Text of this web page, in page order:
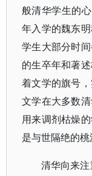
般清华学生的
年入学的魏东
学生大部分时
的生卒年和著
着文学的旗号
文学在大多数
用来调剂枯燥
是与世隔绝的桃
清华向来